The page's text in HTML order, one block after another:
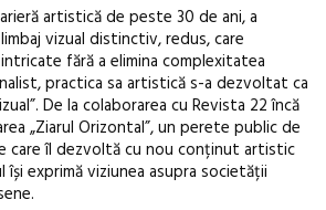
artistică de peste 30 de ani, a
vizual distinctiv, redus, care
fără a elimina complexitatea
practica sa artistică s-a dezvoltat ca
De la colaborarea cu Revista 22 încă
„Ziarul Orizontal”, un perete public de
care îl dezvoltă cu nou conținut artistic
exprimă viziunea asupra societății